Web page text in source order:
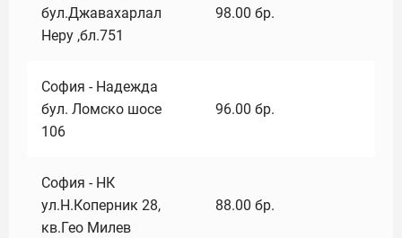
бул.Джавахарлал
Неру ,бл.751
98.00 бр.
София - Надежда
бул. Ломско шосе
106
96.00 бр.
София - НК
ул.Н.Коперник 28,
кв.Гео Милев
88.00 бр.